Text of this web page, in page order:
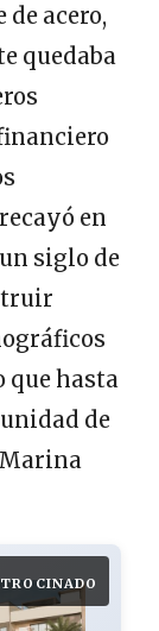
acero,
quedaba
en
siglo de
que hasta
de